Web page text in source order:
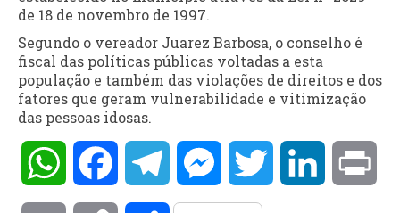
de 18 de novembro de 1997.
Segundo o vereador Juarez Barbosa, o conselho é
fiscal das políticas públicas voltadas a esta
população e também das violações de direitos e dos
fatores que geram vulnerabilidade e vitimização
das pessoas idosas.
WhatsAppFacebookTelegramMessengerTwitter LinkedIn